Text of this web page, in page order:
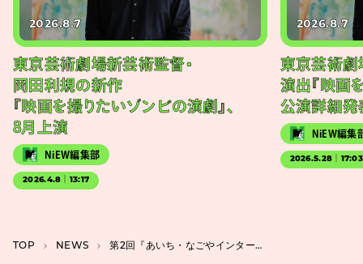
2026.8.7
東京芸術劇場新芸術監督・
岡田利規の新作
『映画を撮りたいゾンビの演劇』、
8月上演
NiEW編集部
2026.4.8｜13:17
2026.8.7
東京芸術劇
演出『映画
公演詳細発
NiEW編集
2026.5.28｜17:03
TOP NEWS 第2回『あいち・なごやインターナショナル・アニメーション・フィルム・フェスティバル』開催決定